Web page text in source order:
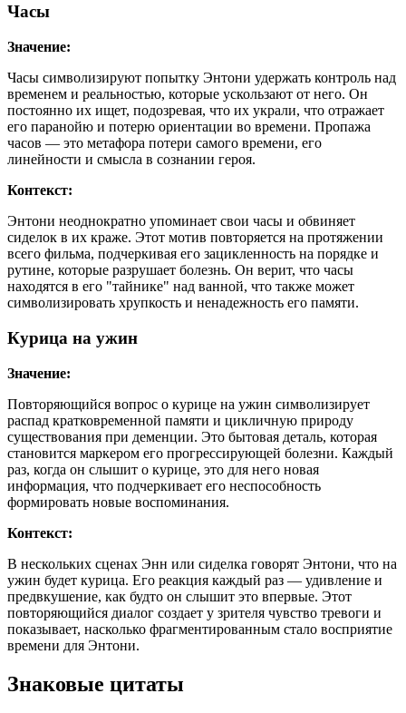
Часы
Значение:
Часы символизируют попытку Энтони удержать контроль над
временем и реальностью, которые ускользают от него. Он
постоянно их ищет, подозревая, что их украли, что отражает
его паранойю и потерю ориентации во времени. Пропажа
часов — это метафора потери самого времени, его
линейности и смысла в сознании героя.
Контекст:
Энтони неоднократно упоминает свои часы и обвиняет
сиделок в их краже. Этот мотив повторяется на протяжении
всего фильма, подчеркивая его зацикленность на порядке и
рутине, которые разрушает болезнь. Он верит, что часы
находятся в его "тайнике" над ванной, что также может
символизировать хрупкость и ненадежность его памяти.
Курица на ужин
Значение:
Повторяющийся вопрос о курице на ужин символизирует
распад кратковременной памяти и цикличную природу
существования при деменции. Это бытовая деталь, которая
становится маркером его прогрессирующей болезни. Каждый
раз, когда он слышит о курице, это для него новая
информация, что подчеркивает его неспособность
формировать новые воспоминания.
Контекст:
В нескольких сценах Энн или сиделка говорят Энтони, что на
ужин будет курица. Его реакция каждый раз — удивление и
предвкушение, как будто он слышит это впервые. Этот
повторяющийся диалог создает у зрителя чувство тревоги и
показывает, насколько фрагментированным стало восприятие
времени для Энтони.
Знаковые цитаты